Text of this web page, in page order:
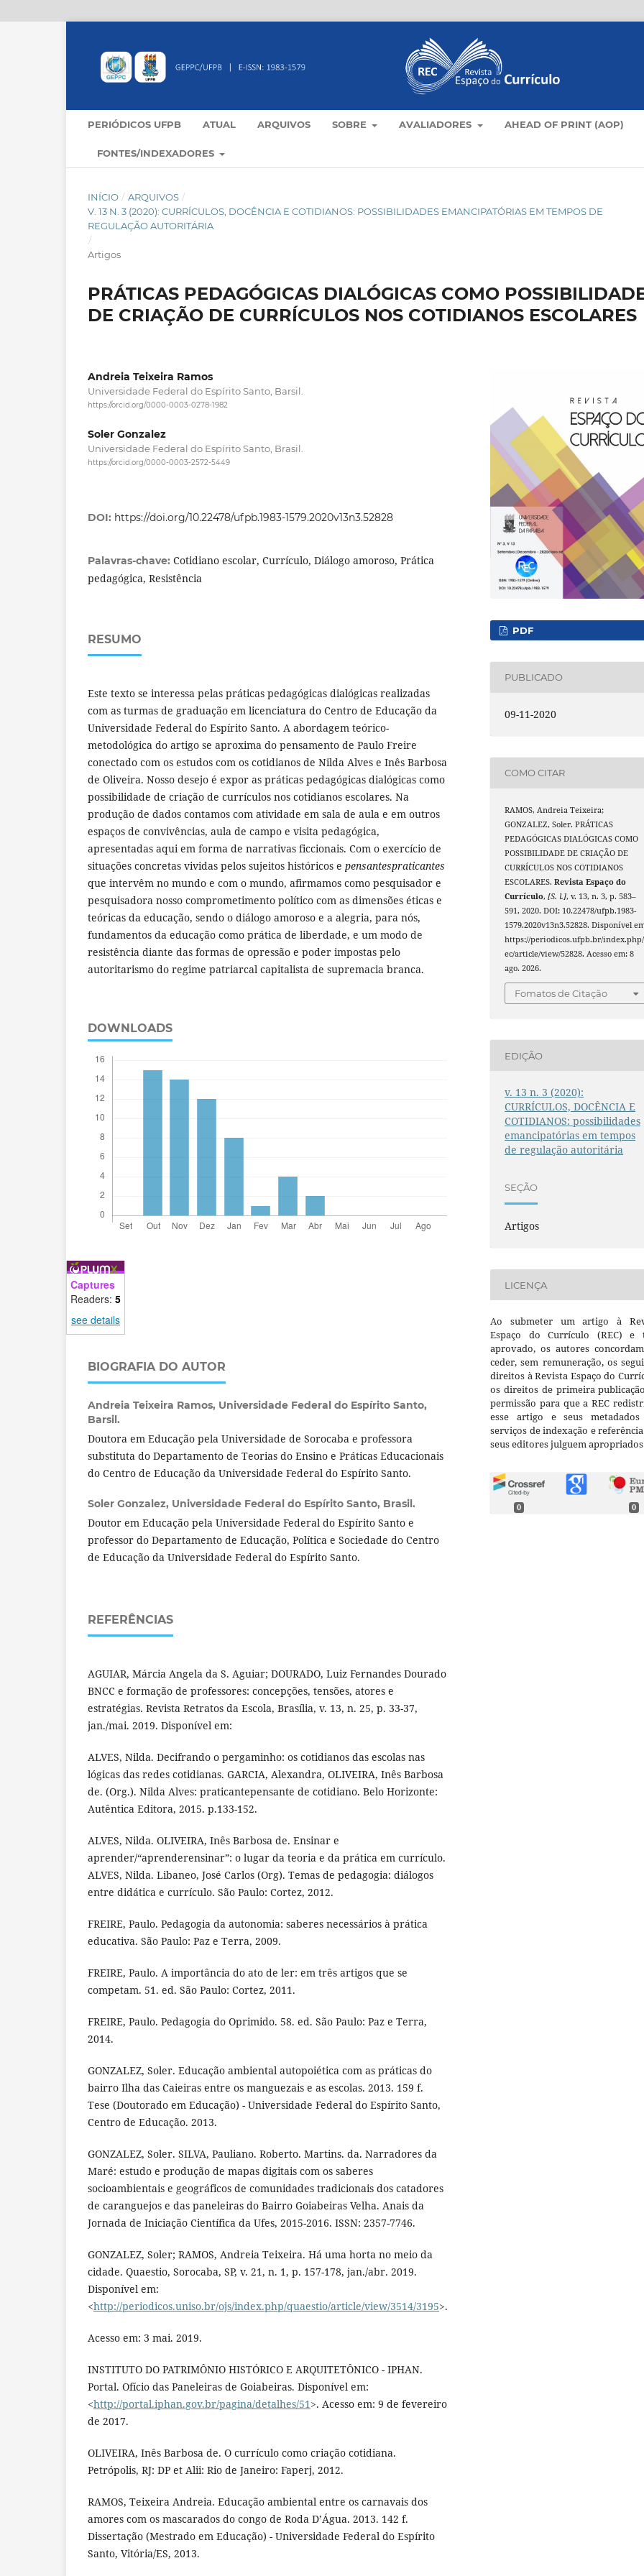
PERIÓDICOS UFPB ATUAL ARQUIVOS SOBRE AVALIADORES AHEAD OF PRINT (AOP)
FONTES/INDEXADORES
INÍCIO / ARQUIVOS /
V. 13 N. 3 (2020): CURRÍCULOS, DOCÊNCIA E COTIDIANOS: POSSIBILIDADES EMANCIPATÓRIAS EM TEMPOS DE
REGULAÇÃO AUTORITÁRIA
/
Artigos
PRÁTICAS PEDAGÓGICAS DIALÓGICAS COMO
DE CRIAÇÃO DE CURRÍCULOS NOS COTIDIANOS ESCOLARES
Andreia Teixeira Ramos
Universidade Federal do Espírito Santo, Barsil.
https://orcid.org/0000-0003-0278-1982
Soler Gonzalez
Universidade Federal do Espírito Santo, Brasil.
https://orcid.org/0000-0003-2572-5449
DOI: https://doi.org/10.22478/ufpb.1983-1579.2020v13n3.52828
Palavras-chave: Cotidiano escolar, Currículo, Diálogo amoroso, Prática
pedagógica, Resistência
RESUMO
Este texto se interessa pelas práticas pedagógicas dialógicas realizadas
com as turmas de graduação em licenciatura do Centro de Educação da
Universidade Federal do Espírito Santo. A abordagem teórico-
metodológica do artigo se aproxima do pensamento de Paulo Freire
conectado com os estudos com os cotidianos de Nilda Alves e Inês Barbosa
de Oliveira. Nosso desejo é expor as práticas pedagógicas dialógicas como
possibilidade de criação de currículos nos cotidianos escolares. Na
produção de dados contamos com atividade em sala de aula e em outros
espaços de convivências, aula de campo e visita pedagógica,
apresentadas aqui em forma de narrativas ficcionais. Com o exercício de
situações concretas vividas pelos sujeitos históricos e pensantespraticantes
que intervêm no mundo e com o mundo, afirmamos como pesquisador e
pesquisadora nosso comprometimento político com as dimensões éticas e
teóricas da educação, sendo o diálogo amoroso e a alegria, para nós,
fundamentos da educação como prática de liberdade, e um modo de
resistência diante das formas de opressão e poder impostas pelo
autoritarismo do regime patriarcal capitalista de supremacia branca.
DOWNLOADS
Captures
Readers: 5
see details
BIOGRAFIA DO AUTOR
Andreia Teixeira Ramos, Universidade Federal do Espírito Santo,
Barsil.
Doutora em Educação pela Universidade de Sorocaba e professora
substituta do Departamento de Teorias do Ensino e Práticas Educacionais
do Centro de Educação da Universidade Federal do Espírito Santo.
Soler Gonzalez, Universidade Federal do Espírito Santo, Brasil.
Doutor em Educação pela Universidade Federal do Espírito Santo e
professor do Departamento de Educação, Política e Sociedade do Centro
de Educação da Universidade Federal do Espírito Santo.
REFERÊNCIAS
AGUIAR, Márcia Angela da S. Aguiar; DOURADO, Luiz Fernandes Dourado
BNCC e formação de professores: concepções, tensões, atores e
estratégias. Revista Retratos da Escola, Brasília, v. 13, n. 25, p. 33-37,
jan./mai. 2019. Disponível em:
ALVES, Nilda. Decifrando o pergaminho: os cotidianos das escolas nas
lógicas das redes cotidianas. GARCIA, Alexandra, OLIVEIRA, Inês Barbosa
de. (Org.). Nilda Alves: praticantepensante de cotidiano. Belo Horizonte:
Autêntica Editora, 2015. p.133-152.
ALVES, Nilda. OLIVEIRA, Inês Barbosa de. Ensinar e
aprender/“aprenderensinar”: o lugar da teoria e da prática em currículo.
ALVES, Nilda. Libaneo, José Carlos (Org). Temas de pedagogia: diálogos
entre didática e currículo. São Paulo: Cortez, 2012.
FREIRE, Paulo. Pedagogia da autonomia: saberes necessários à prática
educativa. São Paulo: Paz e Terra, 2009.
FREIRE, Paulo. A importância do ato de ler: em três artigos que se
competam. 51. ed. São Paulo: Cortez, 2011.
FREIRE, Paulo. Pedagogia do Oprimido. 58. ed. São Paulo: Paz e Terra,
2014.
GONZALEZ, Soler. Educação ambiental autopoiética com as práticas do
bairro Ilha das Caieiras entre os manguezais e as escolas. 2013. 159 f.
Tese (Doutorado em Educação) - Universidade Federal do Espírito Santo,
Centro de Educação. 2013.
GONZALEZ, Soler. SILVA, Pauliano. Roberto. Martins. da. Narradores da
Maré: estudo e produção de mapas digitais com os saberes
socioambientais e geográficos de comunidades tradicionais dos catadores
de caranguejos e das paneleiras do Bairro Goiabeiras Velha. Anais da
Jornada de Iniciação Científica da Ufes, 2015-2016. ISSN: 2357-7746.
GONZALEZ, Soler; RAMOS, Andreia Teixeira. Há uma horta no meio da
cidade. Quaestio, Sorocaba, SP, v. 21, n. 1, p. 157-178, jan./abr. 2019.
Disponível em:
<http://periodicos.uniso.br/ojs/index.php/quaestio/article/view/3514/3195>.
Acesso em: 3 mai. 2019.
INSTITUTO DO PATRIMÔNIO HISTÓRICO E ARQUITETÔNICO - IPHAN.
Portal. Ofício das Paneleiras de Goiabeiras. Disponível em:
<http://portal.iphan.gov.br/pagina/detalhes/51 >. Acesso em: 9 de fevereiro
de 2017.
OLIVEIRA, Inês Barbosa de. O currículo como criação cotidiana.
Petrópolis, RJ: DP et Alii: Rio de Janeiro: Faperj, 2012.
RAMOS, Teixeira Andreia. Educação ambiental entre os carnavais dos
amores com os mascarados do congo de Roda D’Água. 2013. 142 f.
Dissertação (Mestrado em Educação) - Universidade Federal do Espírito
Santo, Vitória/ES, 2013.
PDF
PUBLICADO
09-11-2020
COMO CITAR
RAMOS, Andreia Teixeira;
GONZALEZ, Soler. PRÁTICAS
PEDAGÓGICAS DIALÓGICAS COMO
POSSIBILIDADE DE CRIAÇÃO DE
CURRÍCULOS NOS COTIDIANOS
ESCOLARES.Revista Espaço do
Currículo,[S. l.], v. 13, n. 3, p. 583–
591, 2020. DOI: 10.22478/ufpb.1983-
1579.2020v13n3.52828. Disponível
https://periodicos.ufpb.br/
ec/article/view/52828. Acesso em: 8
ago. 2026.
Fomatos de Citação
EDIÇÃO
v. 13 n. 3 (2020):
CURRÍCULOS, DOCÊNCIA E
COTIDIANOS: possibilidades
emancipatórias em tempos
de regulação autoritária
SEÇÃO
Artigos
LICENÇA
Ao submeter um artigo à
Espaço do Currículo (REC) e
aprovado, os autores
ceder, sem remuneração, os
direitos à Revista Espaço do
os direitos de primeira
permissão para que a REC
esse artigo e seus metadados
serviços de indexação e
seus editores julguem
0 0